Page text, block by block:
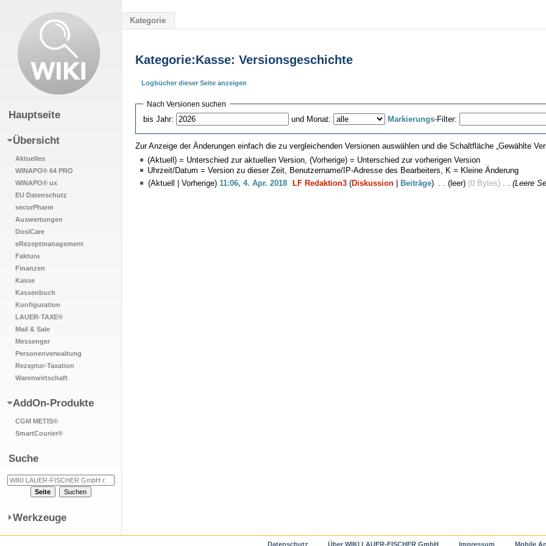
Kategorie:Kasse: Versionsgeschichte
Logbücher dieser Seite anzeigen
Nach Versionen suchen
bis Jahr:
und Monat: Markierungs-Filter:
Zur Anzeige der Änderungen einfach die zu vergleichenden Versionen auswählen und die Schaltfläche „Gewählte
(Aktuell) = Unterschied zur aktuellen Version, (Vorherige) = Unterschied zur vorherigen Version
Uhrzeit/Datum = Version zu dieser Zeit, Benutzername/IP-Adresse des Bearbeiters, K = Kleine Änderung
(Aktuell | Vorherige) 11:06, 4. Apr. 2018‎ LF Redaktion3 (Diskussion| Beiträge) (leer) (0 Bytes)‎ (Leere
Kategorie
Hauptseite
Übersicht
Aktuelles
WINAPO® 64 PRO
WINAPO® ux
EU Datenschutz
securPharm
Auswertungen
DosiCare
eRezeptmanagement
Faktura
Finanzen
Kasse
Kassenbuch
Konfiguration
LAUER-TAXE®
Mail & Sale
Messenger
Personenverwaltung
Rezeptur-Taxation
Warenwirtschaft
AddOn-Produkte
CGM METIS®
SmartCourier®
Suche
Werkzeuge
Datenschutz Über WIKI LAUER-FISCHER GmbH Impressum Mobile